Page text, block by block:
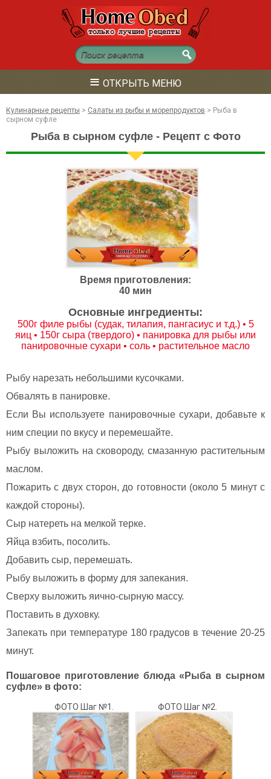
≡ ОТКРЫТЬ МЕНЮ
Кулинарные рецепты > Салаты из рыбы и морепродуктов > Рыба в
сырном суфле
Рыба в сырном суфле - Рецепт с Фото
Время приготовления:
40 мин
Основные ингредиенты:
500г филе рыбы (судак, тилапия, пангасиус и т.д.) • 5
яиц • 150г сыра (твердого) • панировка для рыбы или
панировочные сухари • соль • растительное масло
Рыбу нарезать небольшими кусочками.
Обвалять в панировке.
Если Вы используете панировочные сухари, добавьте к
ним специи по вкусу и перемешайте.
Рыбу выложить на сковороду, смазанную растительным
маслом.
Пожарить с двух сторон, до готовности (около 5 минут с
каждой стороны).
Сыр натереть на мелкой терке.
Яйца взбить, посолить.
Добавить сыр, перемешать.
Рыбу выложить в форму для запекания.
Сверху выложить яично-сырную массу.
Поставить в духовку.
Запекать при температуре 180 градусов в течение 20-25
минут.
Пошаговое приготовление блюда «Рыба в сырном
суфле» в фото:
ФОТО Шаг №1. ФОТО Шаг №2.